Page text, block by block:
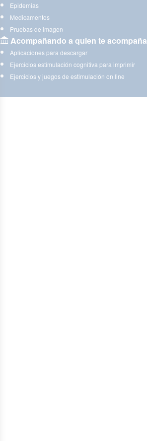
Epidemias
Medicamentos
Pruebas de imagen
Acompañando a quien te acompaña
Aplicaciones para descargar
Ejercicios estimulación cognitiva para imprimir
Ejercicios y juegos de estimulación on line